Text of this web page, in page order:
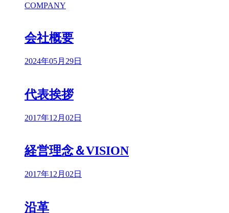
COMPANY
会社概要
2024年05月29日
代表挨拶
2017年12月02日
経営理念＆VISION
2017年12月02日
沿革